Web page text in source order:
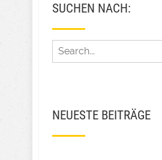
SUCHEN NACH:
NEUESTE BEITRÄGE